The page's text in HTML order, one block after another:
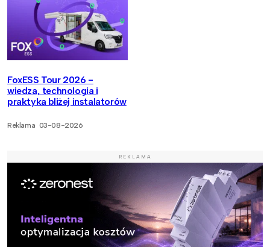
FoxESS Tour 2026 -
wiedza, technologia i
praktyka bliżej instalatorów
Reklama 03-08-2026
REKLAMA